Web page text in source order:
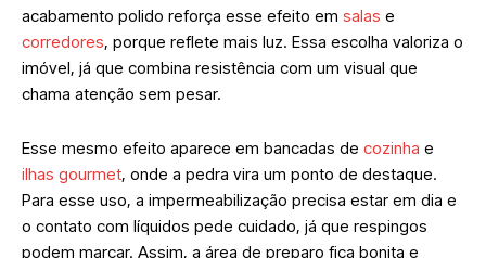
acabamento polido reforça esse efeito em salas e
corredores, porque reflete mais luz. Essa escolha valoriza o
imóvel, já que combina resistência com um visual que
chama atenção sem pesar.
Esse mesmo efeito aparece em bancadas de cozinha e
ilhas gourmet, onde a pedra vira um ponto de destaque.
Para esse uso, a impermeabilização precisa estar em dia e
o contato com líquidos pede cuidado, já que respingos
podem marcar. Assim, a área de preparo fica bonita e